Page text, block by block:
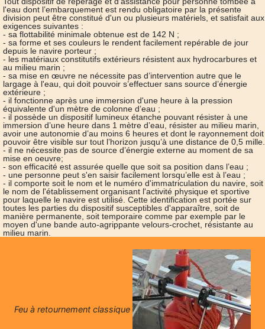
l'eau dont l’embarquement est rendu obligatoire par la présente
division peut être constitué d'un ou plusieurs matériels, et satisfait aux
exigences suivantes :
- sa flottabilité minimale obtenue est de 142 N ;
- sa forme et ses couleurs le rendent facilement repérable de jour
depuis le navire porteur ;
- les matériaux constitutifs extérieurs résistent aux hydrocarbures et
au milieu marin ;
- sa mise en œuvre ne nécessite pas d’intervention autre que le
largage à l'eau, qui doit pouvoir s’effectuer sans source d’énergie
extérieure ;
- il fonctionne après une immersion d'une heure à la pression
équivalente d'un mètre de colonne d’eau ;
- il possède un dispositif lumineux étanche pouvant résister à une
immersion d’une heure dans 1 mètre d’eau, résister au milieu marin,
avoir une autonomie d’au moins 6 heures et dont le rayonnement doit
pouvoir être visible sur tout l’horizon jusqu’à une distance de 0,5 mille.
- il ne nécessite pas de source d’énergie externe au moment de sa
mise en oeuvre;
- son efficacité est assurée quelle que soit sa position dans l’eau ;
- une personne peut s'en saisir facilement lorsqu’elle est à l’eau ;
- il comporte soit le nom et le numéro d'immatriculation du navire, soit
le nom de l'établissement organisant l'activité physique et sportive
pour laquelle le navire est utilisé. Cette identification est portée sur
toutes les parties du dispositif susceptibles d'apparaître, soit de
manière permanente, soit temporaire comme par exemple par le
moyen d'une bande auto-agrippante velours-crochet, résistante au
milieu marin.
Feu à retournement classique